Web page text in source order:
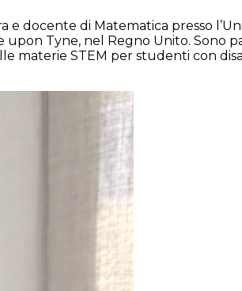
e docente di Matematica presso
upon Tyne, nel Regno Unito. Sono
materie STEM per studenti con